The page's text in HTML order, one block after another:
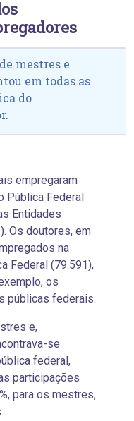
mestres e
em todas as
do
empregaram
Pública Federal
Entidades
Os doutores, em
na
Federal (79.591),
os
públicas federais.
e,
se
federal,
participações
para os mestres,